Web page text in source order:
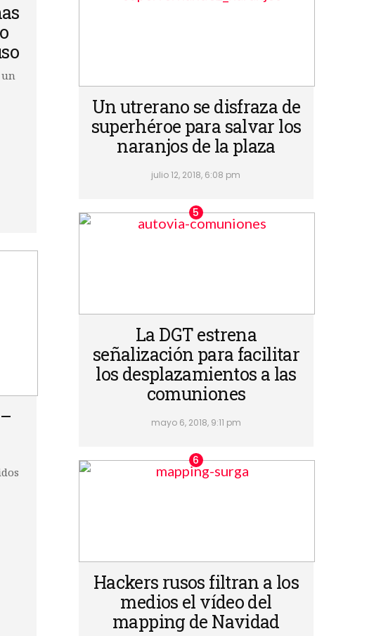
Un utrerano se disfraza de
superhéroe para salvar los
naranjos de la plaza
julio 12, 2018, 6:08 pm
La DGT estrena
señalización para facilitar
los desplazamientos a las
comuniones
mayo 6, 2018, 9:11 pm
Hackers rusos filtran a los
medios el vídeo del
mapping de Navidad